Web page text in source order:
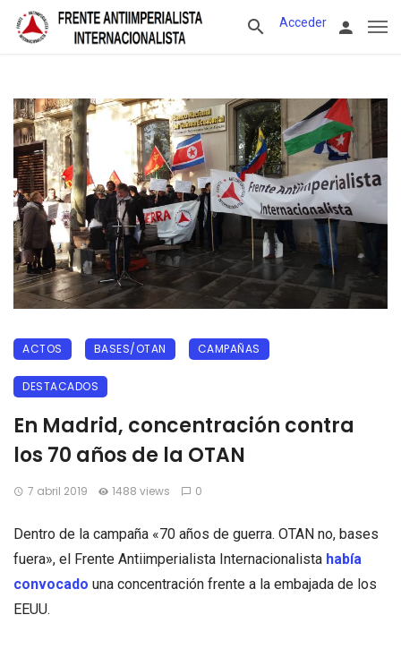
Acceder
ACTOS BASES/OTAN CAMPAÑAS
DESTACADOS
En Madrid, concentración contra
los 70 años de la OTAN
7 abril 2019 1488 views 0
Dentro de la campaña «70 años de guerra. OTAN no, bases
fuera», el Frente Antiimperialista Internacionalista había
convocado una concentración frente a la embajada de los
EEUU.